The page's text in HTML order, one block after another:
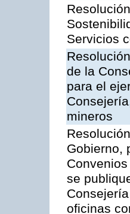
Servicios
de la
para el
mineros
Gobierno,
se
oficinas